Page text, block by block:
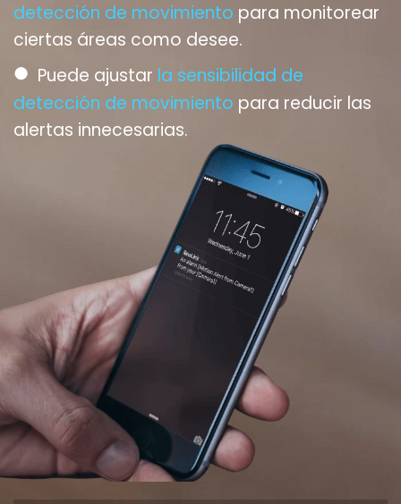
detección de movimiento para monitorear
ciertas áreas como desee.
● Puede ajustar la sensibilidad de
detección de movimiento para reducir las
alertas innecesarias.